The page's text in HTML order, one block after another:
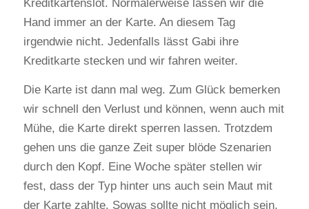
Kreditkartenslot. Normalerweise lassen wir die
Hand immer an der Karte. An diesem Tag
irgendwie nicht. Jedenfalls lässt Gabi ihre
Kreditkarte stecken und wir fahren weiter.
Die Karte ist dann mal weg. Zum Glück bemerken
wir schnell den Verlust und können, wenn auch mit
Mühe, die Karte direkt sperren lassen. Trotzdem
gehen uns die ganze Zeit super blöde Szenarien
durch den Kopf. Eine Woche später stellen wir
fest, dass der Typ hinter uns auch sein Maut mit
der Karte zahlte. Sowas sollte nicht möglich sein.